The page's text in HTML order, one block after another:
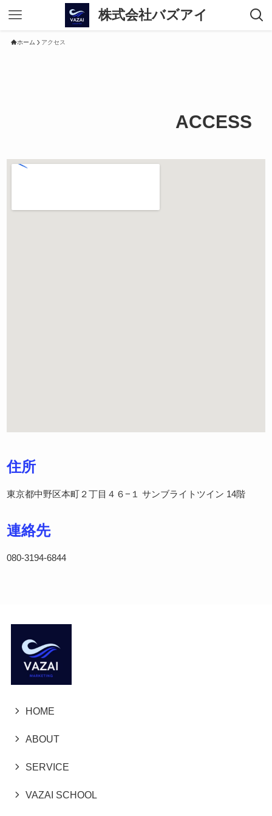
株式会社バズアイ
ホーム アクセス
ACCESS
住所
東京都中野区本町２丁目４６−１ サンブライトツイン 14階
連絡先
080-3194-6844
HOME
ABOUT
SERVICE
VAZAI SCHOOL